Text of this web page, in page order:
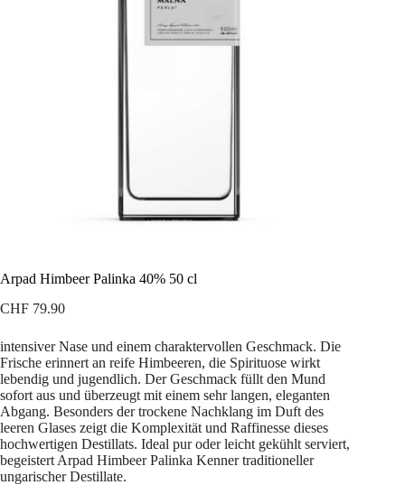
Arpad Himbeer Palinka 40% 50 cl
CHF 79.90
intensiver Nase und einem charaktervollen Geschmack. Die
Frische erinnert an reife Himbeeren, die Spirituose wirkt
lebendig und jugendlich. Der Geschmack füllt den Mund
sofort aus und überzeugt mit einem sehr langen, eleganten
Abgang. Besonders der trockene Nachklang im Duft des
leeren Glases zeigt die Komplexität und Raffinesse dieses
hochwertigen Destillats. Ideal pur oder leicht gekühlt serviert,
begeistert Arpad Himbeer Palinka Kenner traditioneller
ungarischer Destillate.